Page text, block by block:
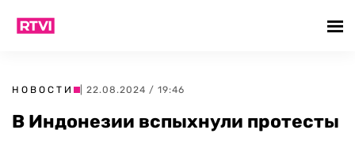
НОВОСТИ | 22.08.2024 / 19:46
В Индонезии вспыхнули протесты